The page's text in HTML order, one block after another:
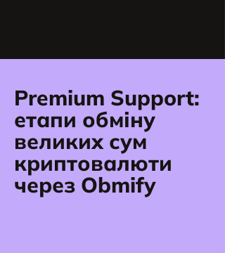
Premium Support:
етапи обміну
великих сум
криптовалюти
через Obmify